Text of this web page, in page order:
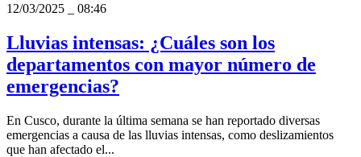
12/03/2025
08:46
Lluvias intensas: ¿Cuáles son los
departamentos con mayor número de
emergencias?
En Cusco, durante la última semana se han reportado diversas
emergencias a causa de las lluvias intensas, como deslizamientos
que han afectado el...